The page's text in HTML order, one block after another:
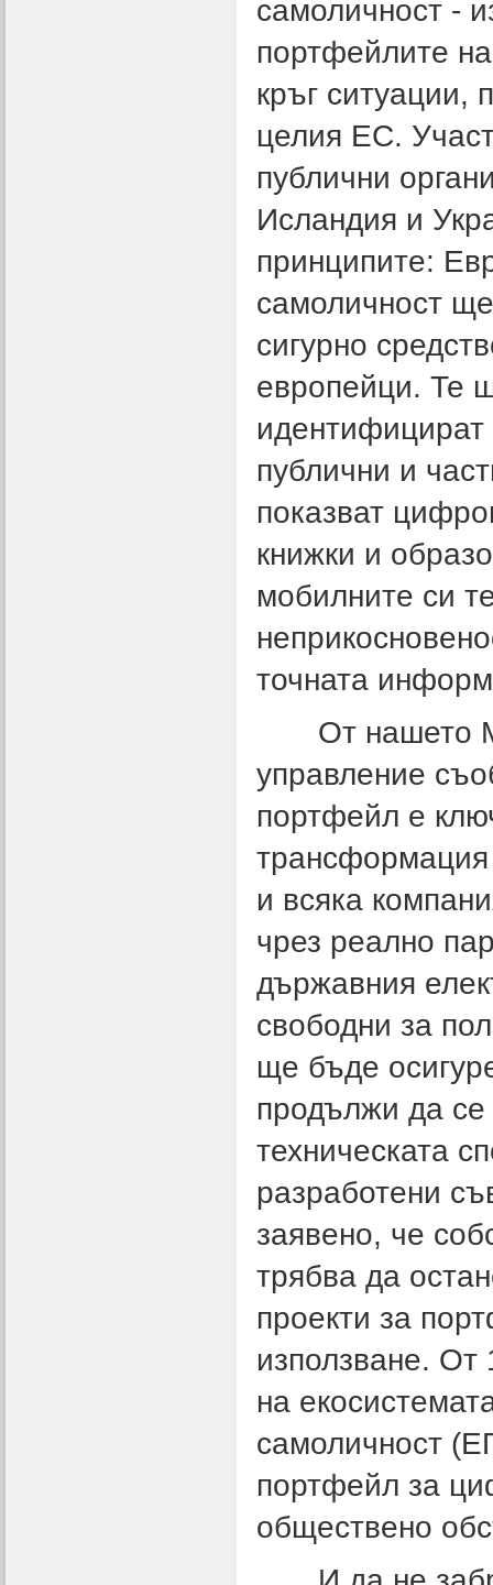
самоличност -
портфейлите
кръг ситуации,
целия ЕС.
публични
Исландия и
принципите:
самоличност
сигурно
европейци. Те
идентифицират
публични и
показват
книжки и
мобилните си
точната
От нашето
управление
портфейл е
трансформация
и всяка
чрез реално
държавния
свободни за
ще бъде
продължи да се
техническата
разработени
заявено, че
трябва да
проекти за
използване. От
на
самоличност
портфейл за
обществено